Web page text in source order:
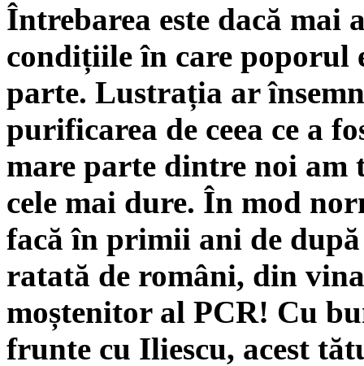
Întrebarea este dacă mai
condițiile în care poporul
parte. Lustrația ar
purificarea de ceea ce a
mare parte dintre noi am
cele mai dure. În mod
facă în primii ani de
ratată de români, din
moștenitor al PCR! Cu
frunte cu Iliescu, acest